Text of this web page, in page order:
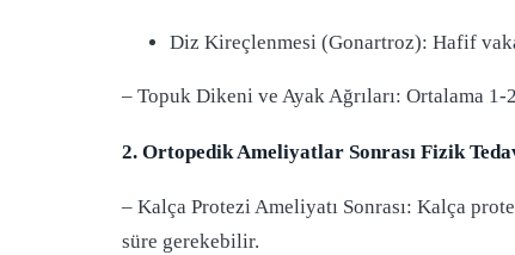
Diz Kireçlenmesi (Gonartroz): Hafif
– Topuk Dikeni ve Ayak Ağrıları: Ortalama
2. Ortopedik Ameliyatlar Sonrası Fizik
– Kalça Protezi Ameliyatı Sonrası: Kalça
süre gerekebilir.